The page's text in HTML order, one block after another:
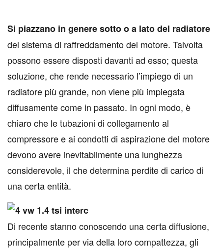
Si piazzano in genere sotto o a lato del radiatore
del sistema di raffreddamento del motore. Talvolta
possono essere disposti davanti ad esso; questa
soluzione, che rende necessario l’impiego di un
radiatore più grande, non viene più impiegata
diffusamente come in passato. In ogni modo, è
chiaro che le tubazioni di collegamento al
compressore e ai condotti di aspirazione del motore
devono avere inevitabilmente una lunghezza
considerevole, il che determina perdite di carico di
una certa entità.
Di recente stanno conoscendo una certa diffusione,
principalmente per via della loro compattezza, gli